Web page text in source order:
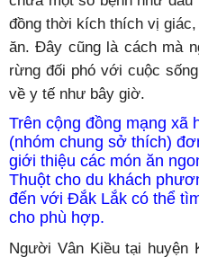
đồng thời kích thích vị
ăn. Đây cũng là cách mà
rừng đối phó với cuộc
về y tế như bây giờ.
Trên cộng đồng mạng xã
(nhóm chung sở thích)
giới thiệu các món ăn
Thuột cho du khách
đến với Đắk Lắk có thể
cho phù hợp.
Người Vân Kiều tại huyện